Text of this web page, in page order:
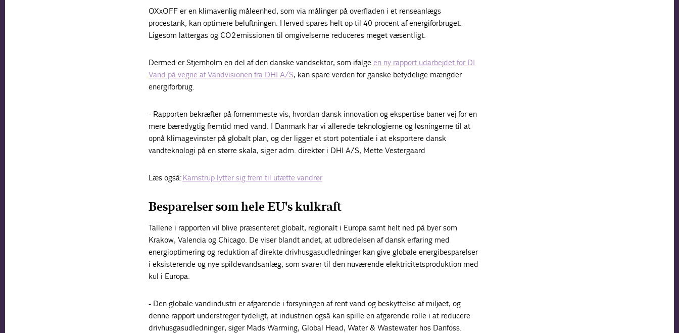
OXxOFF er en klimavenlig måleenhed, som via målinger på overfladen i et renseanlægs
procestank, kan optimere beluftningen. Herved spares helt op til 40 procent af energiforbruget.
Ligesom lattergas og CO2 emissionen til omgivelserne reduceres meget væsentligt.
Dermed er Stjernholm en del af den danske vandsektor, som ifølge en ny rapport udarbejdet for DI
Vand på vegne af Vandvisionen fra DHI A/S, kan spare verden for ganske betydelige mængder
energiforbrug.
- Rapporten bekræfter på fornemmeste vis, hvordan dansk innovation og ekspertise baner vej for en
mere bæredygtig fremtid med vand. I Danmark har vi allerede teknologierne og løsningerne til at
opnå klimagevinster på globalt plan, og der ligger et stort potentiale i at eksportere dansk
vandteknologi på en større skala, siger adm. direktør i DHI A/S, Mette Vestergaard
Læs også:Kamstrup lytter sig frem til utætte vandrør
Besparelser som hele EU's kulkraft
Tallene i rapporten vil blive præsenteret globalt, regionalt i Europa samt helt ned på byer som
Krakow, Valencia og Chicago. De viser blandt andet, at udbredelsen af dansk erfaring med
energioptimering og reduktion af direkte drivhusgasudledninger kan give globale energibesparelser
i eksisterende og nye spildevandsanlæg, som svarer til den nuværende elektricitetsproduktion med
kul i Europa.
- Den globale vandindustri er afgørende i forsyningen af rent vand og beskyttelse af miljøet, og
denne rapport understreger tydeligt, at industrien også kan spille en afgørende rolle i at reducere
drivhusgasudledninger, siger Mads Warming, Global Head, Water & Wastewater hos Danfoss.